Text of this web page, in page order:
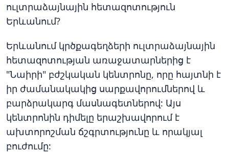
ուլտրաձայնային հետազոտություն
Երևանում?
Երևանում կրծքագեղձերի ուլտրաձայնային
հետազոտության առաջատարներից է
"Նաիրի" բժշկական կենտրոնը, որը հայտնի է
իր ժամանակակից սարքավորումներով և
բարձրակարգ մասնագետներով: Այս
կենտրոնին դիմելը երաշխավորում է
ախտորոշման ճշգրտությունը և որակյալ
բուժումը: